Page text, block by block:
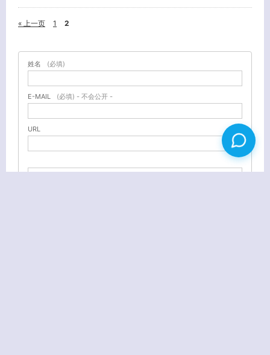
« 上一页 1 2
姓名 (必填)
E-MAIL (必填) - 不会公开 -
URL